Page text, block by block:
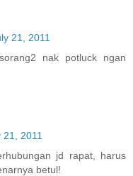
21, 2011
nak potluck ngan
2011
jd rapat, harus
betul!